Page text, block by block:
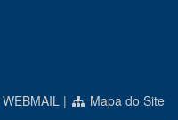
WEBMAIL | Mapa do Site